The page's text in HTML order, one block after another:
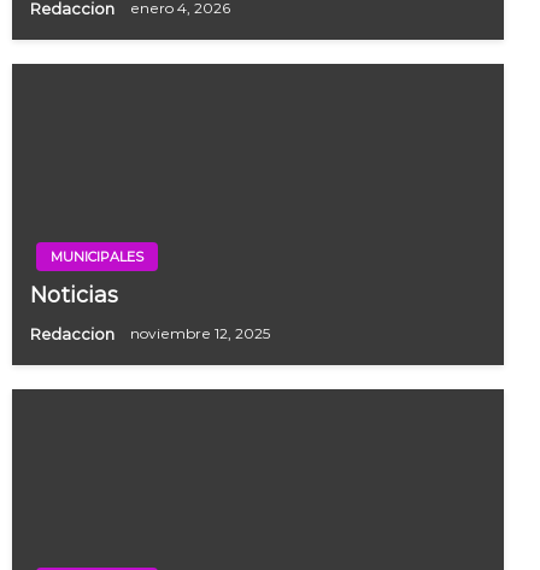
Redaccion enero 4, 2026
MUNICIPALES
Noticias
Redaccion noviembre 12, 2025